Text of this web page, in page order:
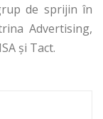
de sprijin în
Advertising,
şi Tact.